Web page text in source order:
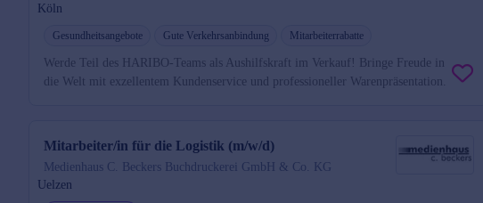
Köln
Gesundheitsangebote Gute Verkehrsanbindung Mitarbeiterrabatte
Werde Teil des HARIBO-Teams als Aushilfskraft im Verkauf! Bringe Freude in
die Welt mit exzellentem Kundenservice und professioneller Warenpräsentation.
Mitarbeiter/in für die Logistik (m/w/d)
Medienhaus C. Beckers Buchdruckerei GmbH & Co. KG
Uelzen